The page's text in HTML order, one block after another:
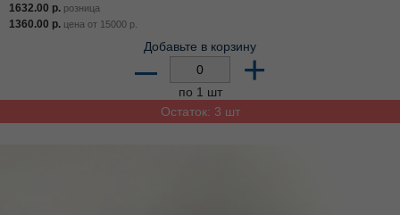
1632.00 р. розница
1360.00 р. цена от 15000 р.
Добавьте в корзину
– +
по 1 шт
Остаток: 3 шт